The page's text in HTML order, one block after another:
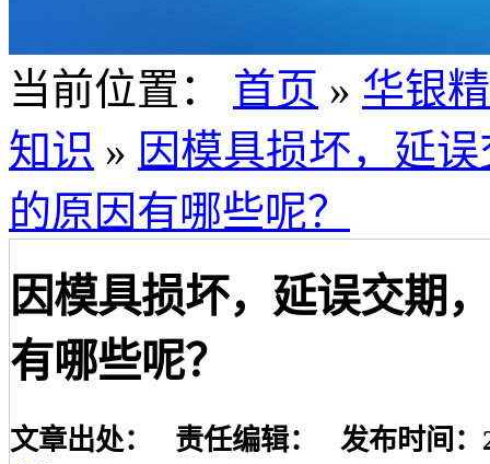
当前位置： 首页 » 华银
知识 » 因模具损坏，延
的原因有哪些呢？
因模具损坏，延误交期
有哪些呢？
文章出处： 责任编辑： 发布时间：